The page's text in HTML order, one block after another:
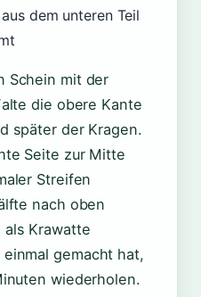
dem unteren Teil
Schein mit der
die obere Kante
später der Kragen.
Seite zur Mitte
Streifen
nach oben
als Krawatte
gemacht hat,
wiederholen.